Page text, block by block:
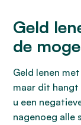
Geld
de
Geld lenen
maar dit hangt
u een
nagenoeg alle